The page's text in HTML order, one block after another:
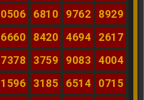
0506 6810 9762
8929
6660 8420 4694
2617
7378 3759 9083
4004
1596 3185 6514
0715